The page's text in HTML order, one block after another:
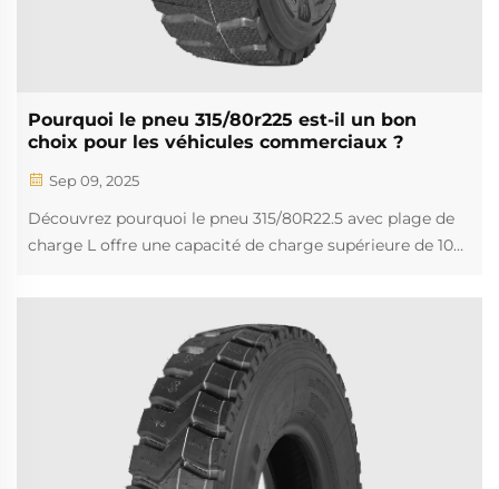
Pourquoi le pneu 315/80r225 est-il un bon
choix pour les véhicules commerciaux ?
Sep 09, 2025
Découvrez pourquoi le pneu 315/80R22.5 avec plage de
charge L offre une capacité de charge supérieure de 10
opérations réelles de flotte. En savoir plus.